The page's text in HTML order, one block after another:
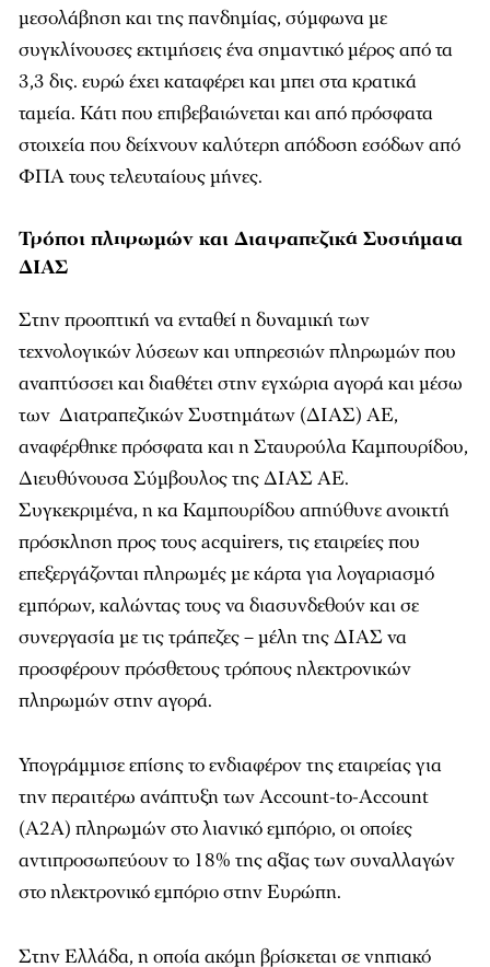
μεσολάβηση και της πανδημίας, σύμφωνα με
συγκλίνουσες εκτιμήσεις ένα σημαντικό μέρος από τα
3,3 δις. ευρώ έχει καταφέρει και μπει στα κρατικά
ταμεία. Κάτι που επιβεβαιώνεται και από πρόσφατα
στοιχεία που δείχνουν καλύτερη απόδοση εσόδων από
ΦΠΑ τους τελευταίους μήνες.
Τρόποι πληρωμών και Διατραπεζικά Συστήματα
ΔΙΑΣ
Στην προοπτική να ενταθεί η δυναμική των
τεχνολογικών λύσεων και υπηρεσιών πληρωμών που
αναπτύσσει και διαθέτει στην εγχώρια αγορά και μέσω
των Διατραπεζικών Συστημάτων (ΔΙΑΣ) ΑΕ,
αναφέρθηκε πρόσφατα και η Σταυρούλα Καμπουρίδου,
Διευθύνουσα Σύμβουλος της ΔΙΑΣ ΑΕ.
Συγκεκριμένα, η κα Καμπουρίδου απηύθυνε ανοικτή
πρόσκληση προς τους acquirers, τις εταιρείες που
επεξεργάζονται πληρωμές με κάρτα για λογαριασμό
εμπόρων, καλώντας τους να διασυνδεθούν και σε
συνεργασία με τις τράπεζες – μέλη της ΔΙΑΣ να
προσφέρουν πρόσθετους τρόπους ηλεκτρονικών
πληρωμών στην αγορά.
Υπογράμμισε επίσης το ενδιαφέρον της εταιρείας για
την περαιτέρω ανάπτυξη των Account-to-Account
(Α2Α) πληρωμών στο λιανικό εμπόριο, οι οποίες
αντιπροσωπεύουν το 18% της αξίας των συναλλαγών
στο ηλεκτρονικό εμπόριο στην Ευρώπη.
Στην Ελλάδα, η οποία ακόμη βρίσκεται σε νηπιακό